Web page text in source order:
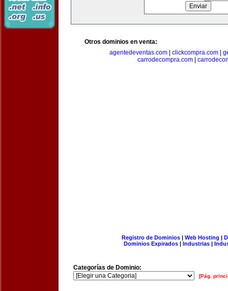
Otros dominios en venta:
agentedeventas.com| clickcompra.com|
carrodecompra.com|
Registro de Dominios| Web Hosting |
Dominios Expirados | Industrias |
Categorías de Dominio:
[Pág.